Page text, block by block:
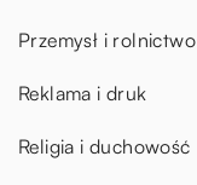
Przemysł i rolnictwo
Reklama i druk
Religia i duchowość